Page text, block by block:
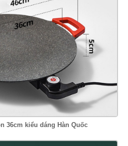
36cm kiểu dáng Hàn Quốc